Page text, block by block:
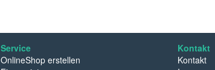
Service
OnlineShop erstellen
Kontakt
Kontakt